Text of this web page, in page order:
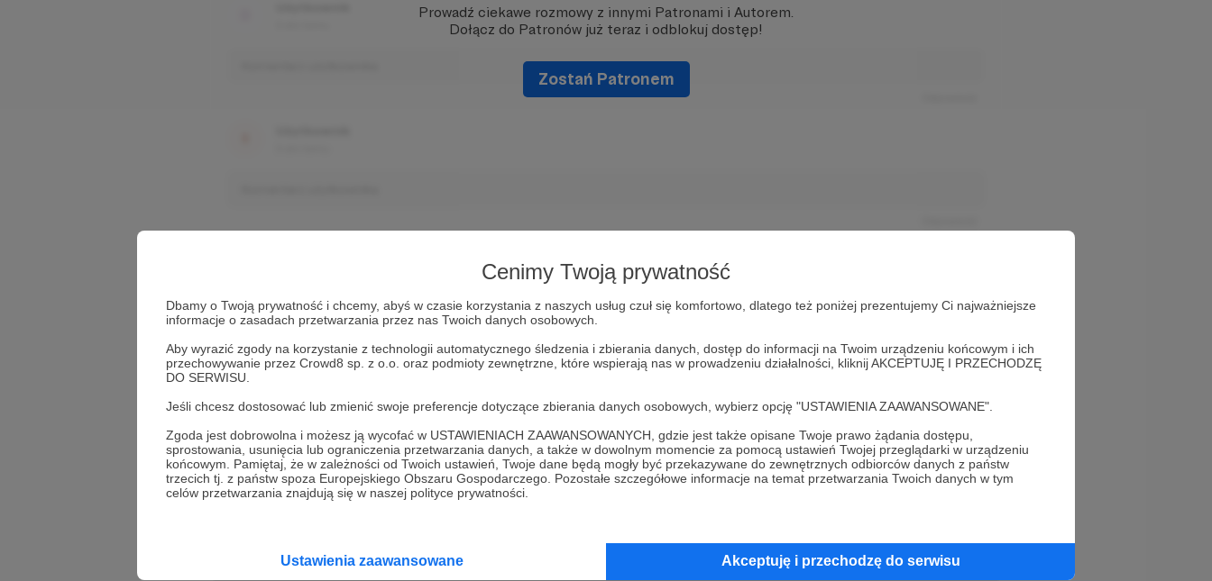
Cenimy Twoją prywatność
Dbamy o Twoją prywatność i chcemy, abyś w czasie korzystania z naszych usług czuł się komfortowo, dlatego też poniżej prezentujemy Ci najważniejsze
informacje o zasadach przetwarzania przez nas Twoich danych osobowych.
Aby wyrazić zgody na korzystanie z technologii automatycznego śledzenia i zbierania danych, dostęp do informacji na Twoim urządzeniu końcowym i ich
przechowywanie przez Crowd8 sp. z o.o. oraz podmioty zewnętrzne, które wspierają nas w prowadzeniu działalności, kliknij AKCEPTUJĘ I PRZECHODZĘ
DO SERWISU.
Jeśli chcesz dostosować lub zmienić swoje preferencje dotyczące zbierania danych osobowych, wybierz opcję "USTAWIENIA ZAAWANSOWANE".
Zgoda jest dobrowolna i możesz ją wycofać w USTAWIENIACH ZAAWANSOWANYCH, gdzie jest także opisane Twoje prawo żądania dostępu,
sprostowania, usunięcia lub ograniczenia przetwarzania danych, a także w dowolnym momencie za pomocą ustawień Twojej przeglądarki w urządzeniu
końcowym. Pamiętaj, że w zależności od Twoich ustawień, Twoje dane będą mogły być przekazywane do zewnętrznych odbiorców danych z państw
trzecich tj. z państw spoza Europejskiego Obszaru Gospodarczego. Pozostałe szczegółowe informacje na temat przetwarzania Twoich danych w tym
celów przetwarzania znajdują się w naszej polityce prywatności.
Ustawienia zaawansowane Akceptuję i przechodzę do serwisu
Prowadź ciekawe rozmowy z innymi Patronami i Autorem.
Dołącz do Patronów już teraz i odblokuj dostęp!
Zostań Patronem
Dołącz do grona Patronów!
Wesprzyj działalność AutoraTravelfanPLjuż teraz!